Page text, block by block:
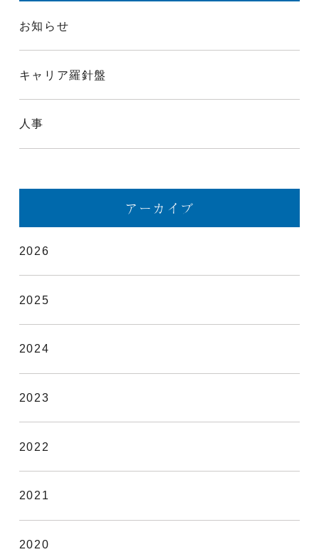
お知らせ
キャリア羅針盤
人事
アーカイブ
2026
2025
2024
2023
2022
2021
2020